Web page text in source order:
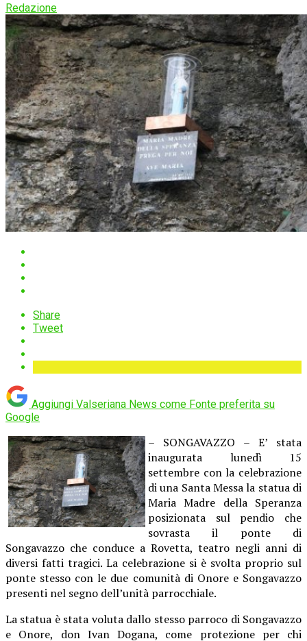
Redazione
Share
Tweet
Aggiungi Valseriana News come Fonte preferita su
Google
– SONGAVAZZO – E’ stata
inaugurata lunedì 15
settembre con la celebrazione
di una Santa Messa la statua di
Maria Madre della Speranza
posizionata sul pendio che
sovrasta il ponte di
Songavazzo che conduce a Rovetta, teatro negli anni di
diversi fatti tragici. La celebrazione si è svolta proprio sul
ponte stesso con le due comunità di Onore e Songavazzo
presenti nel segno dell’unità parrocchiale.
La statua è stata voluta dallo stesso parroco di Songavazzo
e Onore, don Ivan Dogana, come protezione per chi